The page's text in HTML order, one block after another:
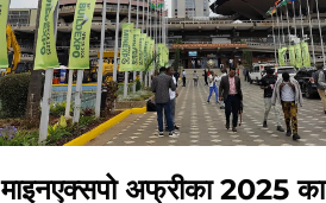
माइनएक्सपो अफ्रीका 2025 का